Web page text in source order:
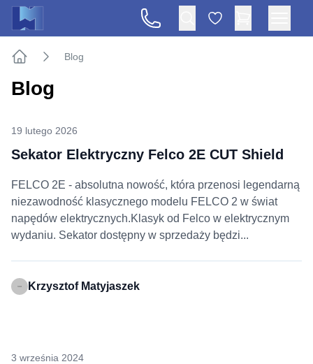
Blog
Blog
19 lutego 2026
Sekator Elektryczny Felco 2E CUT Shield
​FELCO 2E - absolutna nowość, która przenosi legendarną
niezawodność klasycznego modelu FELCO 2 w świat
napędów elektrycznych.Klasyk od Felco w elektrycznym
wydaniu. Sekator dostępny w sprzedaży będzi...
Krzysztof Matyjaszek
3 września 2024